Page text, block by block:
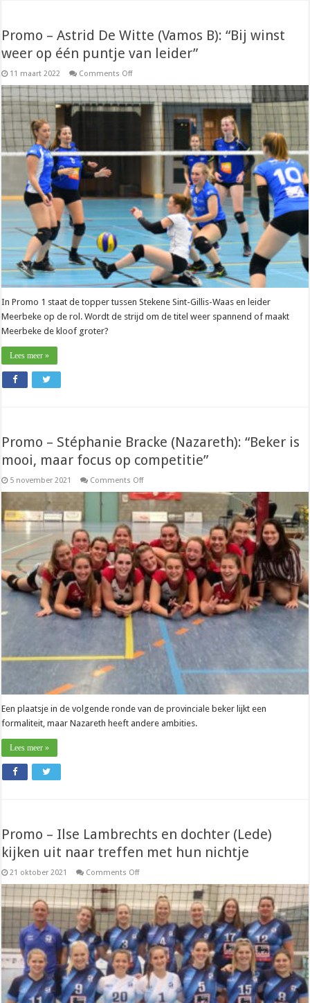
Promo – Astrid De Witte (Vamos B): “Bij winst
weer op één puntje van leider”
11 maart 2022 Comments Offon
–
Astrid
De
Witte
(Vamos
winst
van
leider”
In Promo 1 staat de topper tussen Stekene Sint-Gillis-Waas en leider
Meerbeke op de rol. Wordt de strijd om de titel weer spannend of maakt
Meerbeke de kloof groter?
Lees meer »
Promo – Stéphanie Bracke (Nazareth): “Beker is
mooi, maar focus op competitie”
5 november 2021 Comments Offon
–
Stéphanie
Bracke
(Nazareth):
“Beker
is
mooi,
maar
focus
op
competitie”
Een plaatsje in de volgende ronde van de provinciale beker lijkt een
formaliteit, maar Nazareth heeft andere ambities.
Lees meer »
Promo – Ilse Lambrechts en dochter (Lede)
kijken uit naar treffen met hun nichtje
21 oktober 2021 Comments Offon
–
Ilse
Lambrechts
en
dochter
(Lede)
kijken
uit
naar
treffen
met
hun
nichtje